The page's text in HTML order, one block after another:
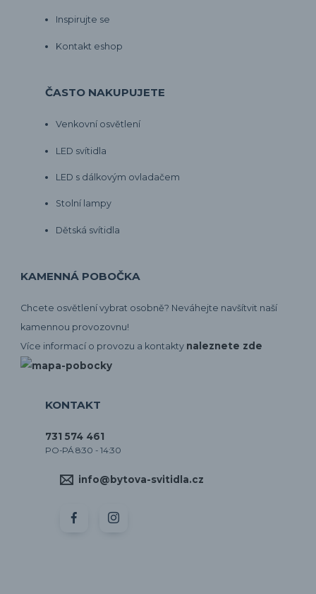
Inspirujte se
Kontakt eshop
ČASTO NAKUPUJETE
Venkovní osvětlení
LED svítidla
LED s dálkovým ovladačem
Stolní lampy
Dětská svítidla
KAMENNÁ POBOČKA
Chcete osvětlení vybrat osobně? Neváhejte navšítvit naší
kamennou provozovnu!
Více informací o provozu a kontakty naleznete zde
KONTAKT
731 574 461
PO-PÁ 8:30 - 14:30
info@bytova-svitidla.cz